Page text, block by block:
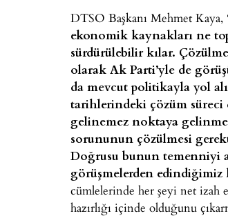
DTSO Başkanı Mehmet Kaya,
ekonomik kaynakları ne
sürdürülebilir kılar.
olarak Ak Parti’yle de
da mevcut politikayla yol
tarihlerindeki çözüm süreci
gelinemez noktaya
sorununun çözülmesi
Doğrusu bunun temenniyi
görüşmelerden
cümlelerinde her şeyi net izah
hazırlığı içinde olduğunu